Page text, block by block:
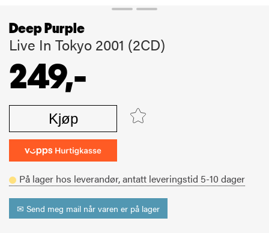
Deep Purple
Live In Tokyo 2001 (2CD)
249,-
Kjøp
På lager hos leverandør,antatt leveringstid 5-10 dager
✉ Send meg mail når varen er på lager